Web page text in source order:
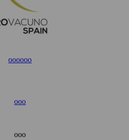
oooooo
ooo
ooo